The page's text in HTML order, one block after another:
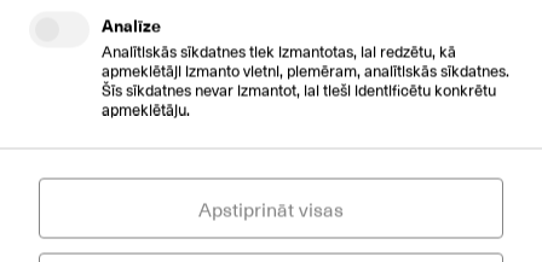
10 LOCAL NUMBERS
10 Latvijas novada numuri
€ 3,00/mēn.*
Pieslēgšanas maksa: € 0,00
Pieprasīt
Analīze
Analītiskās sīkdatnes tiek izmantotas, lai redzētu, kā
apmeklētāji izmanto vietni, piemēram, analītiskās sīkdatnes.
Šīs sīkdatnes nevar izmantot, lai tieši identificētu konkrētu
apmeklētāju.
Apstiprināt visas